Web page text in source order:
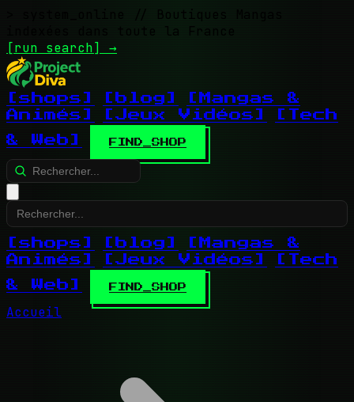
// Boutiques Mangas
indexées dans toute la France
[run search] →
[shops] [blog]
[Mangas &
Animés]
[Jeux Vidéos]
[Tech
& Web]
FIND_SHOP
[shops] [blog]
[Mangas &
Animés]
[Jeux Vidéos]
[Tech
& Web]
FIND_SHOP
Accueil